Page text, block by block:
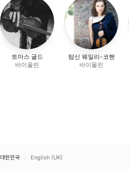
토마스 굴드
바이올린
탐신 웨일리-코헨
바이올린
대한민국 English (UK)